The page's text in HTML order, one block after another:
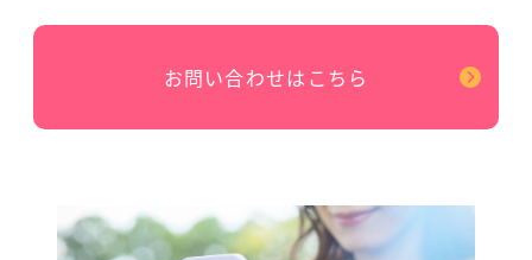
お問い合わせはこちら